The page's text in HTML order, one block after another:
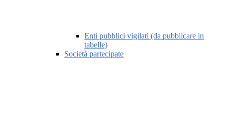
Enti pubblici vigilati (da pubblicare in
tabelle)
Società partecipate